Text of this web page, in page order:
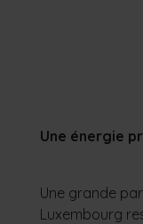
Une énergie
Une grande
Luxembourg